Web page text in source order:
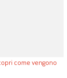
come vengono